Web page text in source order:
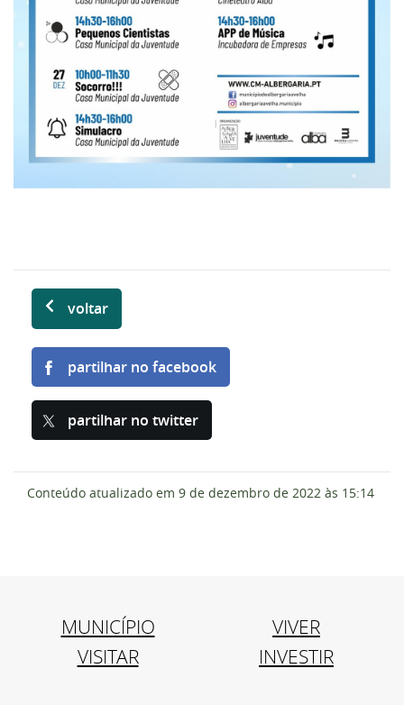
voltar
partilhar no facebook
partilhar no twitter
Conteúdo atualizado em 9 de dezembro de 2022 às 15:14
MUNICÍPIO
VIVER
VISITAR
INVESTIR